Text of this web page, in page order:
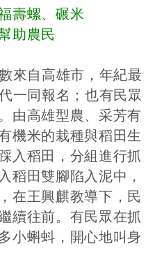
壽螺、碾米
助農民
來自高雄市，年紀最
一同報名；也有民眾
由高雄型農、采芳有
機米的栽種與稻田生
入稻田，分組進行抓
稻田雙腳陷入泥中，
在王興麒教導下，民
續往前。有民眾在抓
小蝌蚪，開心地叫身